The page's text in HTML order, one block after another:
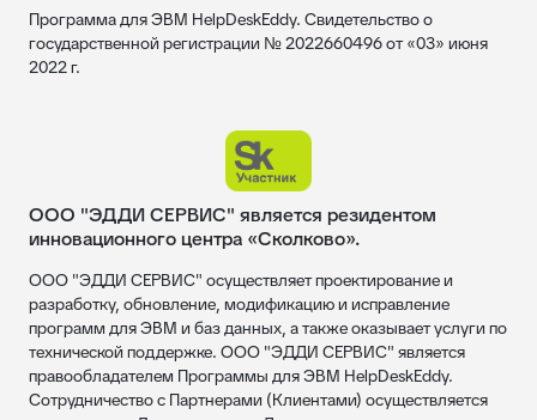
Программа для ЭВМ HelpDeskEddy. Свидетельство о
государственной регистрации № 2022660496 от «03» июня
2022 г.
ООО "ЭДДИ СЕРВИС" является резидентом
инновационного центра «Сколково».
ООО "ЭДДИ СЕРВИС" осуществляет проектирование и
разработку, обновление, модификацию и исправление
программ для ЭВМ и баз данных, а также оказывает услуги по
технической поддержке. ООО "ЭДДИ СЕРВИС" является
правообладателем Программы для ЭВМ HelpDeskEddy.
Сотрудничество с Партнерами (Клиентами) осуществляется